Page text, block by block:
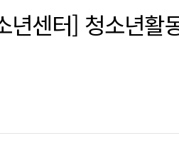
년센터] 청소년활